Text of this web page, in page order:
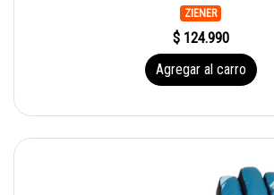
ZIENER
$ 124.990
Agregar al carro